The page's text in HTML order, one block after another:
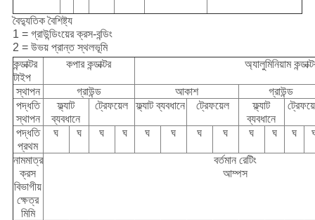
বৈদ্যুতিক বৈশিষ্ট্য
1 = গ্রাউন্ডিংয়ের ক্রস-বন্ডিং
2 = উভয় প্রান্ত স্থলভূমি
কন্ডাক্টর
টাইপ
কপার কন্ডাক্টর অ্যালুমিনিয়াম
স্থাপন গ্রাউন্ড আকাশ
গ্রাউন্ড
পদ্ধতি
স্থাপন
ফ্ল্যাট
ব্যবধানে
ট্রেফয়েল ফ্ল্যাট ব্যবধানে ট্রেফয়েল
ফ্ল্যাট
ব্যবধানে
পদ্ধতি
প্রথম
ঘ ঘ ঘ ঘ ঘ ঘ ঘ ঘ ঘ ঘ ঘ
নামমাত্র
ক্রস
বিভাগীয়
ক্ষেত্র
মিমি
বর্তমান রেটিং
আম্পস